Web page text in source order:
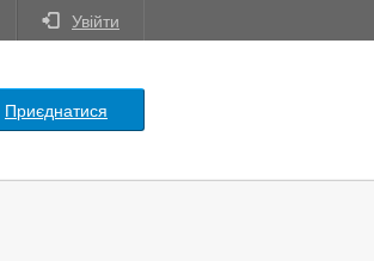
Увійти
Приєднатися